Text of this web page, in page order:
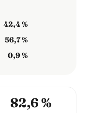
42,4 %
56,7 %
0,9 %
82,6 %